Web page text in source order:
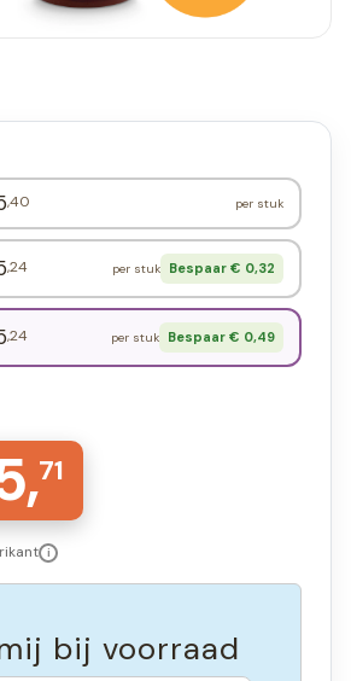
,40 per stuk
,24 per stuk Bespaar € 0,32
,24 per stuk Bespaar € 0,49
71
i
bij voorraad